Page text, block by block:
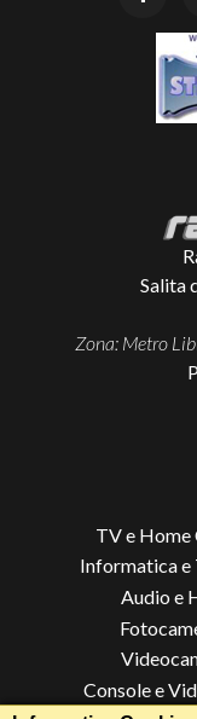
Salita
Zona: Metro
TV e Home
Informatica e
Audio e
Console e